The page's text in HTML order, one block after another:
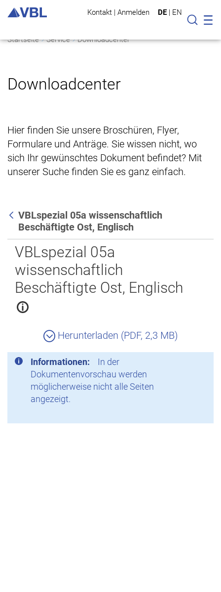
Kontakt | Anmelden DE | EN
Suche
Startseite Service Downloadcenter
Downloadcenter
Hier finden Sie unsere Broschüren, Flyer,
Formulare und Anträge. Sie wissen nicht, wo
sich Ihr gewünschtes Dokument befindet? Mit
unserer Suche finden Sie es ganz einfach.
Zurück
VBLspezial 05a wissenschaftlich
Beschäftigte Ost, Englisch
VBLspezial 05a
wissenschaftlich
Beschäftigte Ost, Englisch
Herunterladen (PDF, 2,3 MB)
Informationen:
In der
Dokumentenvorschau werden
möglicherweise nicht alle Seiten
angezeigt.